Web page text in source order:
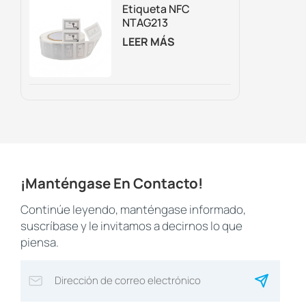
Trampolines.
Etiqueta NFC
NTAG213
Regrabable
Personalizada Para
LEER MÁS
¡Manténgase En Contacto!
Continúe leyendo, manténgase informado,
suscríbase y le invitamos a decirnos lo que
piensa.